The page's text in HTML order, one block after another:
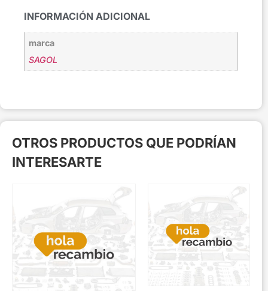
INFORMACIÓN ADICIONAL
marca
SAGOL
OTROS PRODUCTOS QUE PODRÍAN
INTERESARTE